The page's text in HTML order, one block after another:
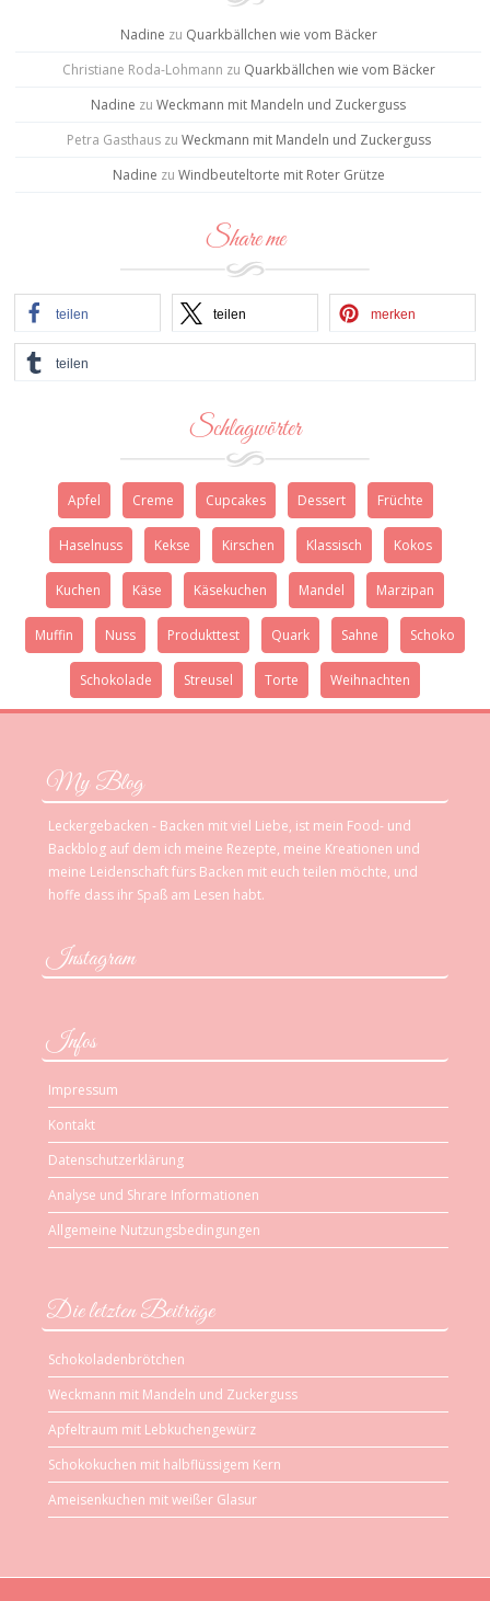
Nadine zu Quarkbällchen wie vom Bäcker
Christiane Roda-Lohmann zu Quarkbällchen wie vom Bäcker
Nadine zu Weckmann mit Mandeln und Zuckerguss
Petra Gasthauszu Weckmann mit Mandeln und Zuckerguss
Nadine zu Windbeuteltorte mit Roter Grütze
Share me
teilen teilen merken
teilen
Schlagwörter
Apfel Creme Cupcakes Dessert Früchte
Haselnuss Kekse Kirschen Klassisch Kokos
Kuchen Käse Käsekuchen Mandel Marzipan
Muffin Nuss Produkttest Quark Sahne Schoko
Schokolade Streusel Torte Weihnachten
My Blog
Leckergebacken - Backen mit viel Liebe, ist mein Food- und
Backblog auf dem ich meine Rezepte, meine Kreationen und
meine Leidenschaft fürs Backen mit euch teilen möchte, und
hoffe dass ihr Spaß am Lesen habt.
Instagram
Infos
Impressum
Kontakt
Datenschutzerklärung
Analyse und Shrare Informationen
Allgemeine Nutzungsbedingungen
Die letzten Beiträge
Schokoladenbrötchen
Weckmann mit Mandeln und Zuckerguss
Apfeltraum mit Lebkuchengewürz
Schokokuchen mit halbflüssigem Kern
Ameisenkuchen mit weißer Glasur